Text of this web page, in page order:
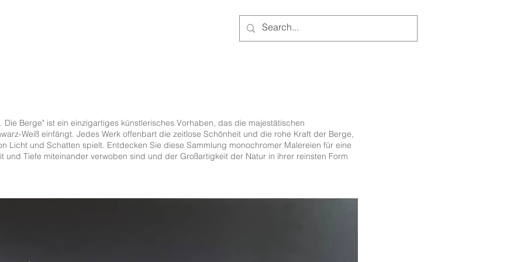
Die Berge" ist ein einzigartiges künstlerisches Vorhaben, das die majestätischen
Weiß einfängt. Jedes Werk offenbart die zeitlose Schönheit und die rohe Kraft der Berge,
Licht und Schatten spielt. Entdecken Sie diese Sammlung monochromer Malereien für eine
und Tiefe miteinander verwoben sind und der Großartigkeit der Natur in ihrer reinsten Form